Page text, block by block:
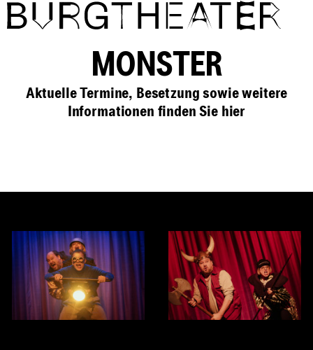
Direkt zum Inhalt
MONSTER
Aktuelle Termine, Besetzung sowie weitere
Informationen finden Sie hier